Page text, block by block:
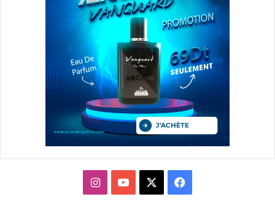
فيسبوك يوتيوبانستقرام